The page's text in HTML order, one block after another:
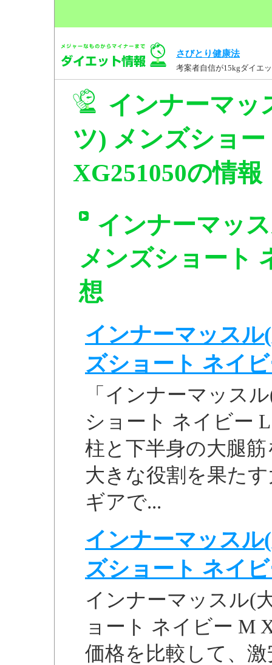
さびとり健康法
考案者自信が15kgダイエ
インナーマッ
ツ) メンズショ
XG251050の情報
インナーマッ
メンズショート
想
インナーマッス
ズショート ネイ
「インナーマッス
ショート ネイビー
柱と下半身の大腿
大きな役割を果た
ギアで...
インナーマッス
ズショート ネイ
インナーマッスル(
ョート ネイビー M
価格を比較して、